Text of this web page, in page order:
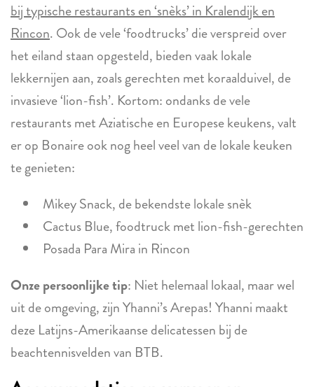
bij typische restaurants en ‘snèks’ in Kralendijk en
Rincon. Ook de vele ‘foodtrucks’ die verspreid over
het eiland staan opgesteld, bieden vaak lokale
lekkernijen aan, zoals gerechten met koraalduivel, de
invasieve ‘lion-fish’. Kortom: ondanks de vele
restaurants met Aziatische en Europese keukens, valt
er op Bonaire ook nog heel veel van de lokale keuken
te genieten:
Mikey Snack, de bekendste lokale snèk
Cactus Blue, foodtruck met lion-fish-gerechten
Posada Para Mira in Rincon
Onze persoonlijke tip: Niet helemaal lokaal, maar wel
uit de omgeving, zijn Yhanni’s Arepas! Yhanni maakt
deze Latijns-Amerikaanse delicatessen bij de
beachtennisvelden van BTB.